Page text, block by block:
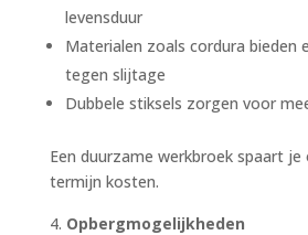
levensduur
Materialen zoals cordura bieden
tegen slijtage
Dubbele stiksels zorgen voor
Een duurzame werkbroek spaart je
termijn kosten.
Opbergmogelijkheden